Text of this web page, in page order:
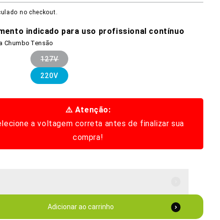
no checkout.
indicado para uso profissional contínuo
Chumbo Tensão
127VVariante
esgotada
ou
indisponível
220V
⚠️ Atenção:
a voltagem correta antes de finalizar sua
compra!
Adicionar ao carrinho